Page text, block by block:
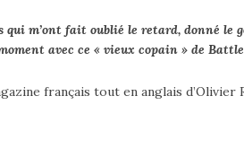
qui m’ont fait oublié le retard, donné le
avec ce « vieux copain » de
français tout en anglais d’Olivier